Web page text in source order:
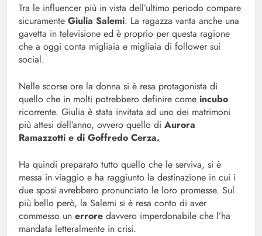
Tra le influencer più in vista dell’ultimo periodo compare
sicuramente Giulia Salemi. La ragazza vanta anche una
gavetta in televisione ed è proprio per questa ragione
che a oggi conta migliaia e migliaia di follower sui
social.
Nelle scorse ore la donna si è resa protagonista di
quello che in molti potrebbero definire come incubo
ricorrente. Giulia è stata invitata ad uno dei matrimoni
più attesi dell’anno, ovvero quello di Aurora
Ramazzotti e di Goffredo Cerza.
Ha quindi preparato tutto quello che le serviva, si è
messa in viaggio e ha raggiunto la destinazione in cui i
due sposi avrebbero pronunciato le loro promesse. Sul
più bello però, la Salemi si è resa conto di aver
commesso un errore davvero imperdonabile che l’ha
mandata letteralmente in crisi.